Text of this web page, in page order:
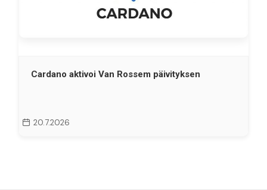
Cardano aktivoi Van Rossem päivityksen
20.7.2026